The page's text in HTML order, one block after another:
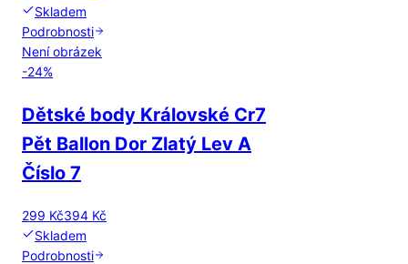
Skladem
Podrobnosti
Není obrázek
-24%
Dětské body Královské Cr7
Pět Ballon Dor Zlatý Lev A
Číslo 7
299 Kč394 Kč
Skladem
Podrobnosti